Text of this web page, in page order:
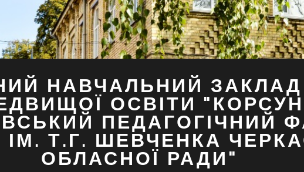
НАВЧАЛЬНИЙ ЗАКЛАД
ОСВІТИ
ПЕДАГОГІЧНИЙ
Т.Г. ШЕВЧЕНКА
ОБЛАСНОЇ РАДИ"